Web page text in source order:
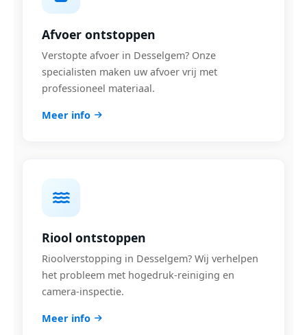
Afvoer ontstoppen
Verstopte afvoer in Desselgem? Onze
specialisten maken uw afvoer vrij met
professioneel materiaal.
Meer info
Riool ontstoppen
Rioolverstopping in Desselgem? Wij verhelpen
het probleem met hogedruk-reiniging en
camera-inspectie.
Meer info